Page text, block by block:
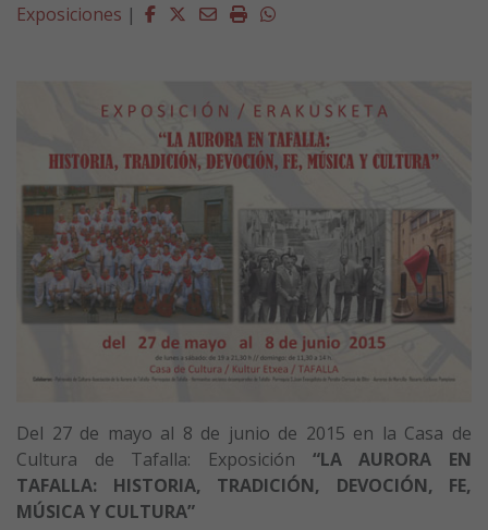
Exposiciones | Facebook
Twitter
EmailImprimirWhatsapp
Del 27 de mayo al 8 de junio de 2015 en la Casa de
Cultura de Tafalla: Exposición “LA AURORA EN
TAFALLA: HISTORIA, TRADICIÓN, DEVOCIÓN, FE,
MÚSICA Y CULTURA”